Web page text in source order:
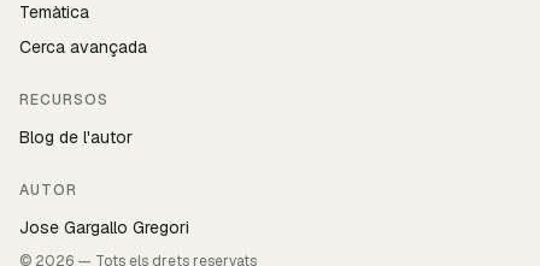
Temàtica
Cerca avançada
RECURSOS
Blog de l'autor
AUTOR
Jose Gargallo Gregori
© 2026 — Tots els drets reservats